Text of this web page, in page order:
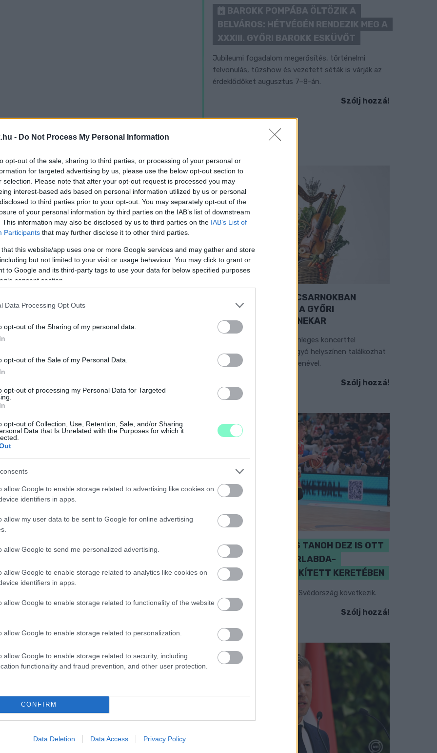
- Do Not Process My Personal Information
opt-out of the sale, sharing to third parties, or processing of your personal or
for targeted advertising by us, please use the below opt-out section to
selection. Please note that after your opt-out request is processed you may
interest-based ads based on personal information utilized by us or personal
to third parties prior to your opt-out. You may separately opt-out of the
of your personal information by third parties on the IAB’s list of downstream
This information may also be disclosed by us to third parties on the IAB’s List of
Participants that may further disclose it to other third parties.
that this website/app uses one or more Google services and may gather and store
but not limited to your visit or usage behaviour. You may click to grant or
to Google and its third-party tags to use your data for below specified purposes
consent section.
Data Processing Opt Outs
opt-out of the Sharing of my personal data.
opt-out of the Sale of my Personal Data.
opt-out of processing my Personal Data for Targeted
opt-out of Collection, Use, Retention, Sale, and/or Sharing
Data that Is Unrelated with the Purposes for which it
allow Google to enable storage related to advertising like cookies on
identifiers in apps.
allow my user data to be sent to Google for online advertising
allow Google to send me personalized advertising.
allow Google to enable storage related to analytics like cookies on
identifiers in apps.
allow Google to enable storage related to functionality of the website
allow Google to enable storage related to personalization.
allow Google to enable storage related to security, including
functionality and fraud prevention, and other user protection.
CONFIRM
Data Deletion Data Access Privacy Policy
BAROKK POMPÁBA ÖLTÖZIK A
BELVÁROS: HÉTVÉGÉN RENDEZIK MEG A
XXXIII. GYŐRI BAROKK ESKÜVŐT
Jubileumi fogadalom megerősítés, történelmi
felvonulás, tűzshow és vezetett séták is várják az
érdeklődőket augusztus 7–8-án.
Szólj hozzá!
EXTRA: A VÁSÁRCSARNOKBAN
NYITJA ÚJ ÉVADÁT A GYŐRI
FILHARMONIKUS ZENEKAR
A „Zenélő piac” című különleges koncerttel
szeptember 7-én rendhagyó helyszínen találkozhat
a közönség a klasszikus zenével.
Szólj hozzá!
PERL, VÁRADI ÉS TANOH DEZ IS OTT
VAN A FÉRFI KOSÁRLABDA-
VÁLOGATOTT SZŰKÍTETT KERETÉBEN
Észtország, Szlovénia és Svédország következik.
Szólj hozzá!